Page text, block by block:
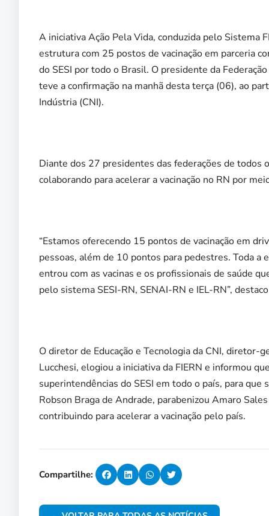
A iniciativa Ação Pela Vida, conduzida pelo Sistema
estrutura com 25 postos de vacinação em parceria
do SESI por todo o Brasil. O presidente da
teve a confirmação na manhã desta terça (06), ao
Indústria (CNI).
Diante dos 27 presidentes das federações de
colaborando para acelerar a vacinação no RN por
“Estamos oferecendo 15 pontos de vacinação em
pessoas, além de 10 pontos para pedestres. Toda
entrou com as vacinas e os profissionais de saúde
pelo sistema SESI-RN, SENAI-RN e IEL-RN”,
O diretor de Educação e Tecnologia da CNI,
Lucchesi, elogiou a iniciativa da FIERN e informou
superintendências do SESI em todo o país, para
Robson Braga de Andrade, parabenizou Amaro
contribuindo para acelerar a vacinação pelo país.
Compartilhe: